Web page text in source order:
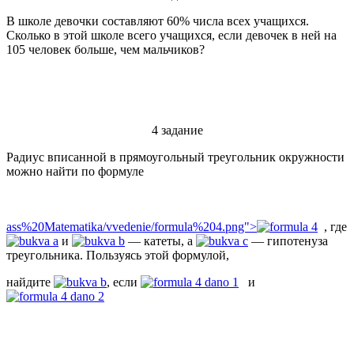
В школе девочки составляют 60% числа всех учащихся.
Сколько в этой школе всего учащихся, если девочек в ней на
105 человек больше, чем мальчиков?
4 задание
Радиус вписанной в прямоугольный треугольник окружности
можно найти по формуле
ass%20Matematika/vvedenie/formula%204.png">
, где
и
— катеты, а
— гипотенуза
треугольника. Пользуясь этой формулой,
найдите
, если и